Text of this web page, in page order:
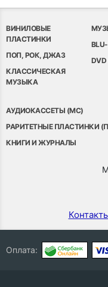
ВИНИЛОВЫЕ
ПЛАСТИНКИ
ПОП, РОК, ДЖАЗ
КЛАССИЧЕСКАЯ
МУЗЫКА
АУДИОКАССЕТЫ (MC)
РАРИТЕТНЫЕ ПЛАСТИНКИ
КНИГИ И ЖУРНАЛЫ
Оплата: